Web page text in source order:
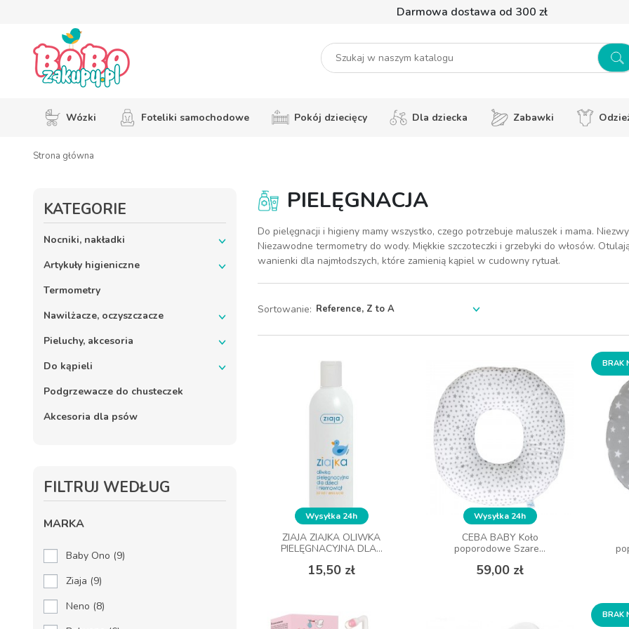
Darmowa dostawa od 300 zł
Wózki Foteliki samochodowe Pokój dziecięcy Dla dziecka Zabawki
Strona główna
KATEGORIE
Nocniki, nakładki
Artykuły higieniczne
Termometry
Nawilżacze, oczyszczacze
Pieluchy, akcesoria
Do kąpieli
Podgrzewacze do chusteczek
Akcesoria dla psów
FILTRUJ WEDŁUG
MARKA
Baby Ono (9)
Ziaja (9)
Neno (8)
PIELĘGNACJA
Do pielęgnacji i higieny mamy wszystko, czego potrzebuje maluszek i mama.
Niezawodne termometry do wody. Miękkie szczoteczki i grzebyki do włosów.
wanienki dla najmłodszych, które zamienią kąpiel w cudowny rytuał.
Sortowanie:
Wysyłka 24h
ZIAJA ZIAJKA OLIWKA
PIELĘGNACYJNA DLA...
15,50 złCena
Wysyłka 24h
ZIAJA ZIAJKA OLIWKA
PIELĘGNACYJNA DLA...
15,50 złCena
Wysyłka 24h
CEBA BABY Koło
poporodowe Szare...
59,00 złCena
Wysyłka 24h
CEBA BABY Koło
poporodowe Szare...
59,00 złCena
BRAK
BRAK
BRAK
BRAK